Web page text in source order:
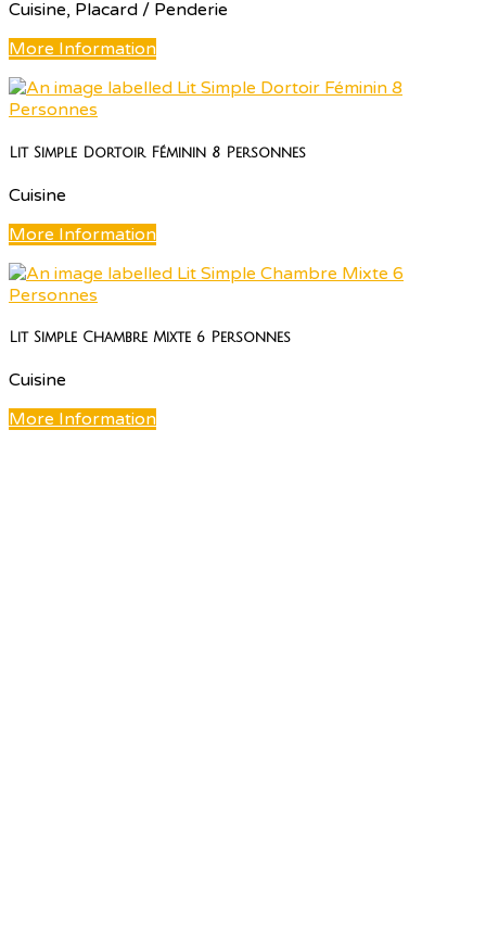
Cuisine, Placard / Penderie
More Information
Lit Simple Dortoir Féminin 8 Personnes
Cuisine
More Information
Lit Simple Chambre Mixte 6 Personnes
Cuisine
More Information